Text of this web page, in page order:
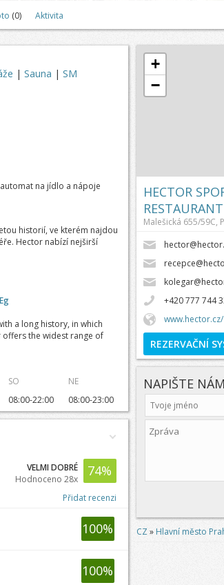
(0) Aktivita
| Sauna | SM
na jídlo a nápoje
historií, ve kterém najdou
Hector nabízí nejširší
a long history, in which
the widest range of
SO
NE
08:00-22:00 08:00-23:00
74%
VELMI DOBRÉ
Hodnoceno 28x
Přidat recenzi
100%
100%
+
−
HECTOR
RESTAURANT
Malešická 655/59C,
+420 777 744
www.hector.cz/
REZERVAČNÍ
NAPIŠTE NÁM
CZ »Hlavní město